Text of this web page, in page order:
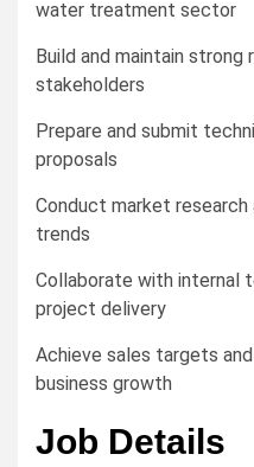
water treatment sector
Build and maintain
stakeholders
Prepare and submit
proposals
Conduct market
trends
Collaborate with internal
project delivery
Achieve sales targets
business growth
Job Details